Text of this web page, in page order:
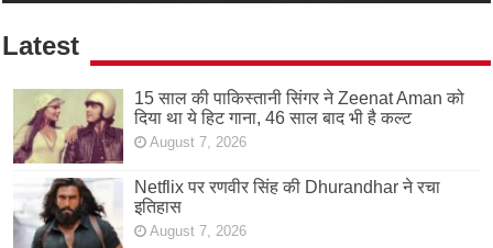
Latest
15 साल की पाकिस्तानी सिंगर ने Zeenat Aman को
दिया था ये हिट गाना, 46 साल बाद भी है कल्ट
August 7, 2026
Netflix पर रणवीर सिंह की Dhurandhar ने रचा
इतिहास
August 7, 2026